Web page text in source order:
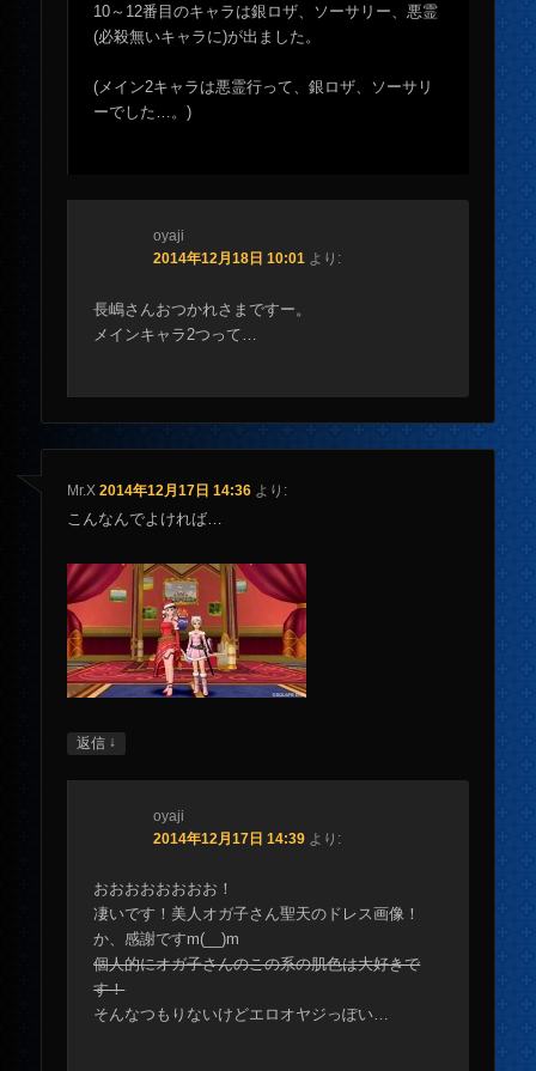
10～12番目のキャラは銀ロザ、ソーサリー、悪霊
(必殺無いキャラに)が出ました。
(メイン2キャラは悪霊行って、銀ロザ、ソーサリ
ーでした…。)
oyaji
2014年12月18日 10:01 より:
長嶋さんおつかれさまですー。
メインキャラ2つって…
Mr.X 2014年12月17日 14:36 より:
こんなんでよければ…
返信 ↓
oyaji
2014年12月17日 14:39 より:
おおおおおおおお！
凄いです！美人オガ子さん聖天のドレス画像！
か、感謝ですm(__)m
個人的にオガ子さんのこの系の肌色は大好きで
す！
そんなつもりないけどエロオヤジっぽい…